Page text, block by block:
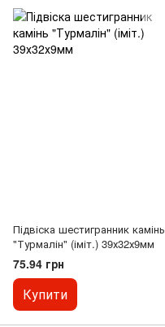
Підвіска шестигранник камінь
"Турмалін" (іміт.) 39х32х9мм
75.94 грн
Купити